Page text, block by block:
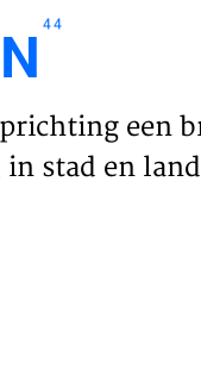
44
een
stad en